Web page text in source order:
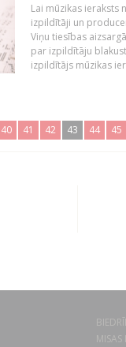
Lai mūzikas ieraksts
izpildītāji un
Viņu tiesības
par izpildītāju
izpildītājs mūzikas
40 41 42 43 44 45